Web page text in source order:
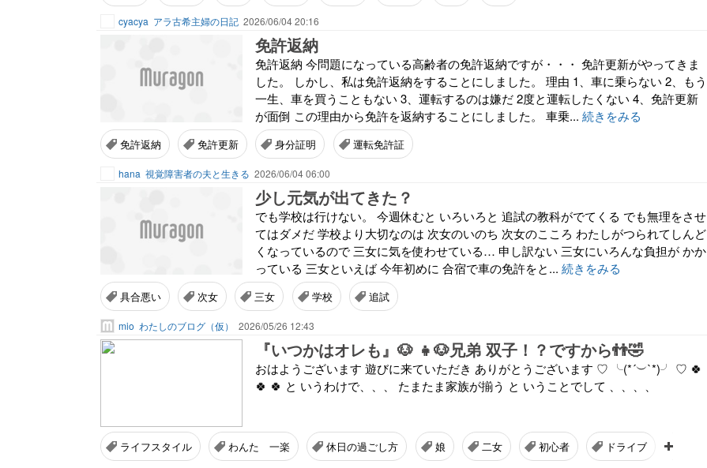
cyacya アラ古希主婦の日記 2026/06/04 20:16
免許返納
免許返納 今問題になっている高齢者の免許返納ですが・・・ 免許更新がやってきま
した。 しかし、私は免許返納をすることにしました。 理由 1、車に乗らない 2、もう
一生、車を買うこともない 3、運転するのは嫌だ 2度と運転したくない 4、免許更新
が面倒 この理由から免許を返納することにしました。 車乗... 続きをみる
免許返納 免許更新 身分証明 運転免許証
hana 視覚障害者の夫と生きる 2026/06/04 06:00
少し元気が出てきた？
でも学校は行けない。 今週休むと いろいろと 追試の教科がでてくる でも無理をさせ
てはダメだ 学校より大切なのは 次女のいのち 次女のこころ わたしがつられてしんど
くなっているので 三女に気を使わせている… 申し訳ない 三女にいろんな負担が かか
っている 三女といえば 今年初めに 合宿で車の免許をと... 続きをみる
具合悪い 次女 三女 学校 追試
mio わたしのブログ（仮） 2026/05/26 12:43
『いつかはオレも』🐶 👧🐶兄弟 双子！？ですから👬🤣
おはようございます 遊びに来ていただき ありがとうございます ♡ ╰(*´︶`*)╯ ♡ 🍀
🍀 🍀 と いうわけで、、、 たまたま家族が揃う と いうことでして 、、、、
ライフスタイル わんた 一楽 休日の過ごし方 娘 二女 初心者 ドライブ